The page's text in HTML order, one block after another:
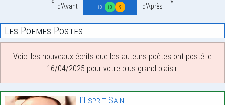
d'Avant
10 13 9
d'Après
Les Poemes Postes
Voici les nouveaux écrits que les auteurs poètes ont posté le
16/04/2025 pour votre plus grand plaisir.
L’Esprit Sain